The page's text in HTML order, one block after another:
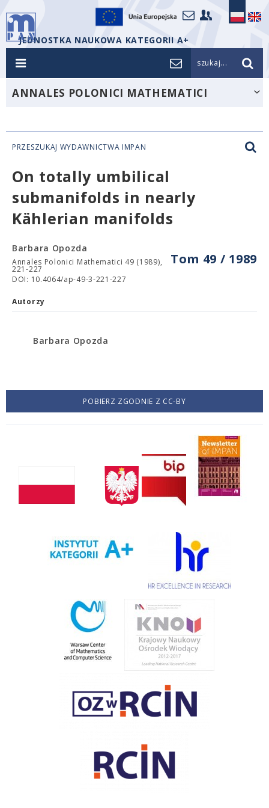
JEDNOSTKA NAUKOWA KATEGORII A+
szukaj...
ANNALES POLONICI MATHEMATICI
PRZESZUKAJ WYDAWNICTWA IMPAN
On totally umbilical
submanifolds in nearly
Kählerian manifolds
Tom 49 / 1989
Barbara Opozda
Annales Polonici Mathematici 49 (1989),
221-227
DOI: 10.4064/ap-49-3-221-227
Autorzy
Barbara Opozda
POBIERZ ZGODNIE Z CC-BY